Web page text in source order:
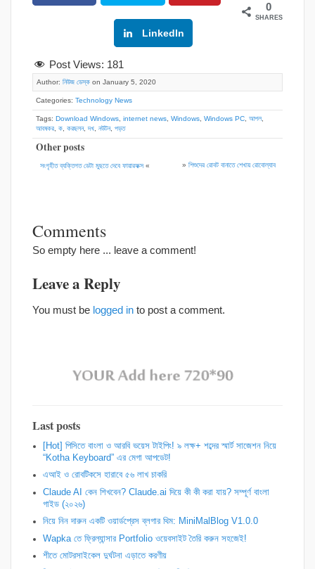
LinkedIn
0
SHARES
Post Views: 181
Author: নিউজ ডেস্ক on January 5, 2020
Categories: Technology News
Tags: Download Windows, internet news, Windows, Windows PC, আপল,
আবষকর, ক, করছলন,দখ, নউটন, পড়ত
Other posts
সংগৃহীত ব্যক্তিগত ডেটা মুছতে দেবে ফায়ারফক্স « » শিশুদের রোবট বানাতে শেখায় রোবোল্যাব
Comments
So empty here ... leave a comment!
Leave a Reply
You must be logged in to post a comment.
Last posts
[Hot] পিসিতে বাংলা ও আরবি ভয়েস টাইপিং! ৯ লক্ষ+ শব্দের স্মার্ট সাজেশন নিয়ে
“Kotha Keyboard” এর মেগা আপডেট!
এআই ও রোবটিকসে হারাবে ৫৬ লাখ চাকরি
Claude AI কেন শিখবেন? Claude.ai দিয়ে কী কী করা যায়? সম্পূর্ণ বাংলা
গাইড (২০২৬)
নিয়ে নিন দারুন একটি ওয়ার্ডপ্রেস ব্লগার থিম: MiniMalBlog V1.0.0
Wapka তে ফ্রিল্যান্সার Portfolio ওয়েবসাইট তৈরি করুন সহজেই!
শীতে মোটরসাইকেল দুর্ঘটনা এড়াতে করণীয়